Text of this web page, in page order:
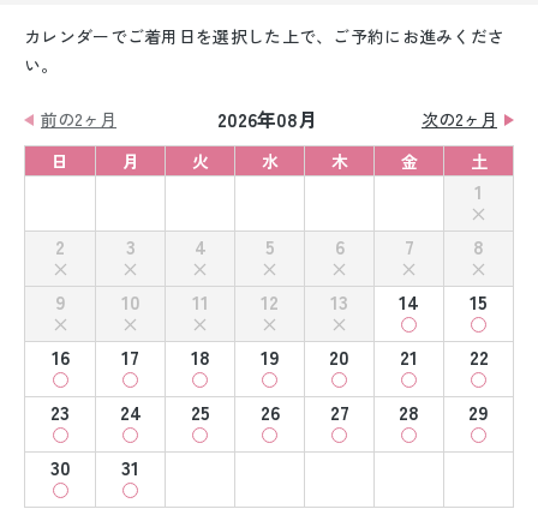
カレンダーでご着用日を選択した上で、ご予約にお進みくださ
い。
前の2ヶ月 2026年08月
次の2ヶ月
日
月 火 水 木 金 土
1
2
3 4 5 6 7
8
9
10 11 12 13 14
15
16
17 18 19 20 21
22
23
24 25 26 27 28
29
30
31